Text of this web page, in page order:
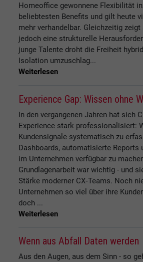
Homeoffice gewonnene Flexibilität
beliebtesten Benefits und gilt heute
mehr verhandelbar. Gleichzeitig
jedoch eine strukturelle
junge Talente droht die Freiheit
Isolation umzuschlag...
Weiterlesen
Experience Gap: Wissen ohne
In den vergangenen Jahren hat sich
Experience stark professionalisiert:
Kundensignale systematisch zu
Dashboards, automatisierte Reports
im Unternehmen verfügbar zu
Grundlagenarbeit war wichtig - und
Stärke moderner CX‑Teams. Noch
Unternehmen so viel über ihre
doch ...
Weiterlesen
Wenn aus Abfall Daten werden
Aus den Augen, aus dem Sinn - so